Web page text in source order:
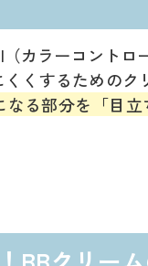
カラーコント
くするための
る部分を「目